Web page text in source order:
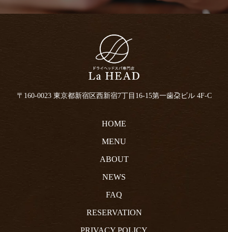
〒160-0023 東京都新宿区西新宿7丁目16-15第一歯朶ビル 4F-C
HOME
MENU
ABOUT
NEWS
FAQ
RESERVATION